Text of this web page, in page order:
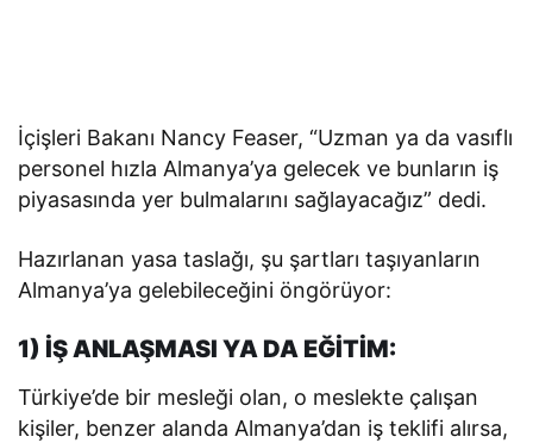
İçişleri Bakanı Nancy Feaser, “Uzman ya da vasıflı
personel hızla Almanya’ya gelecek ve bunların iş
piyasasında yer bulmalarını sağlayacağız” dedi.
Hazırlanan yasa taslağı, şu şartları taşıyanların
Almanya’ya gelebileceğini öngörüyor:
1) İŞ ANLAŞMASI YA DA EĞİTİM:
Türkiye’de bir mesleği olan, o meslekte çalışan
kişiler, benzer alanda Almanya’dan iş teklifi alırsa,